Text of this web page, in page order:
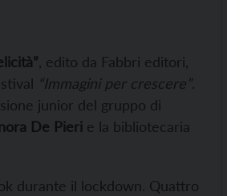
, edito da Fabbri editori,
“Immagini per crescere”.
junior del gruppo di
De Pieri e la bibliotecaria
durante il lockdown. Quattro